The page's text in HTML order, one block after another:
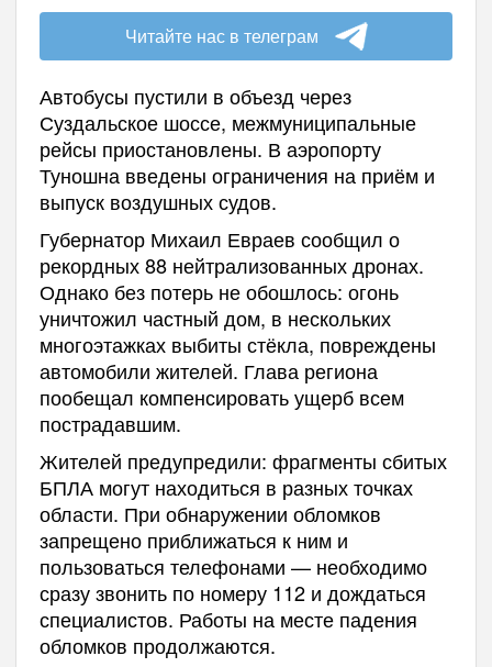
Читайте нас в телеграм
Автобусы пустили в объезд через
Суздальское шоссе, межмуниципальные
рейсы приостановлены. В аэропорту
Туношна введены ограничения на приём и
выпуск воздушных судов.
Губернатор Михаил Евраев сообщил о
рекордных 88 нейтрализованных дронах.
Однако без потерь не обошлось: огонь
уничтожил частный дом, в нескольких
многоэтажках выбиты стёкла, повреждены
автомобили жителей. Глава региона
пообещал компенсировать ущерб всем
пострадавшим.
Жителей предупредили: фрагменты сбитых
БПЛА могут находиться в разных точках
области. При обнаружении обломков
запрещено приближаться к ним и
пользоваться телефонами — необходимо
сразу звонить по номеру 112 и дождаться
специалистов. Работы на месте падения
обломков продолжаются.